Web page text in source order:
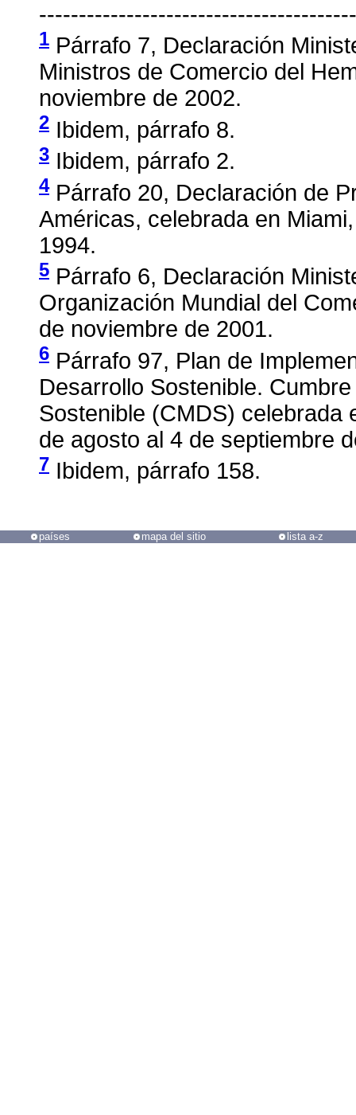
1 Párrafo 7, Declaración
Ministros de Comercio del
noviembre de 2002.
2 Ibidem, párrafo 8.
3 Ibidem, párrafo 2.
4Párrafo 20, Declaración de
Américas, celebrada en
1994.
5 Párrafo 6, Declaración
Organización Mundial del
de noviembre de 2001.
6 Párrafo 97, Plan de
Desarrollo Sostenible.
Sostenible (CMDS) celebrada
de agosto al 4 de septiembre
7 Ibidem, párrafo 158.
países mapa del sitio lista a-z